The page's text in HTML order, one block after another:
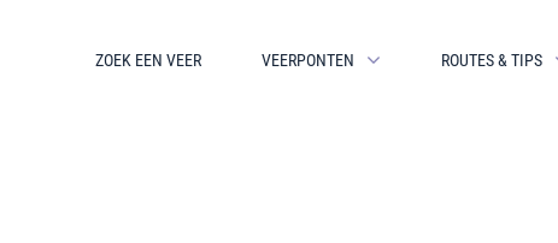
ZOEK EEN VEER VEERPONTEN ROUTES & TIPS